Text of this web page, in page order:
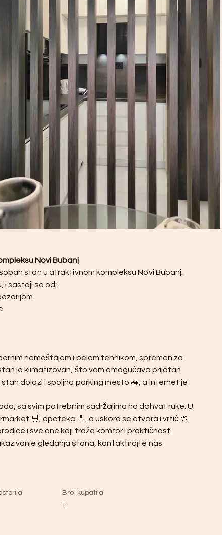
Novi Bubanj
stan u atraktivnom kompleksu Novi Bubanj.
i sastoji se od:
nameštajem i belom tehnikom, spreman za
je klimatizovan, što vam omogućava prijatan
dolazi i spoljno parking mesto 🚗, a internet je
sa svim potrebnim sadržajima na dohvat ruke. U
🛒, apoteka 💊, a uskoro se otvara i vrtić 🎨,
i sve one koji traže komfor i praktičnost.
gledanja stana, kontaktirajte nas
Broj kupatila
1